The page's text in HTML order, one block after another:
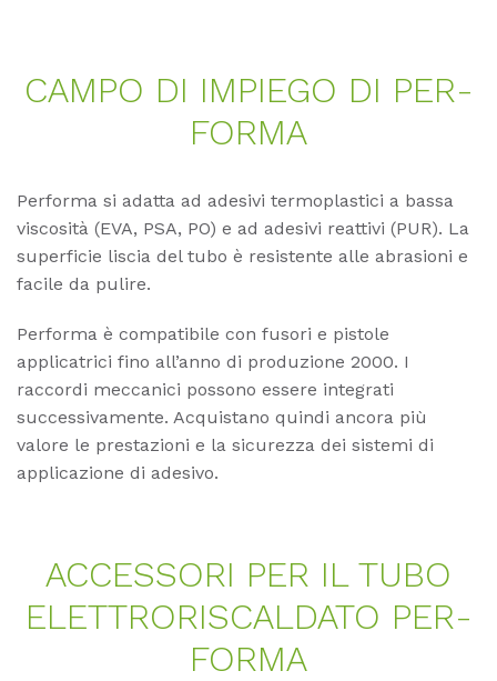
CAM­PO DI IM­PIE­GO DI PER­
FOR­MA
Performa si adatta ad adesivi termoplastici a bassa
viscosità (EVA, PSA, PO) e ad adesivi reattivi (PUR). La
superficie liscia del tubo è resistente alle abrasioni e
facile da pulire.
Performa è compatibile con fusori e pistole
applicatrici fino all’anno di produzione 2000. I
raccordi meccanici possono essere integrati
successivamente. Acquistano quindi ancora più
valore le prestazioni e la sicurezza dei sistemi di
applicazione di adesivo.
AC­CES­S­O­RI PER IL TUBO
ELETT­RO­RIS­CAL­DA­TO PER­
FOR­MA